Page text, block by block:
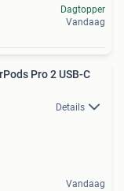
Dagtopper
Vandaag
Pro 2 USB-C
Details
Vandaag